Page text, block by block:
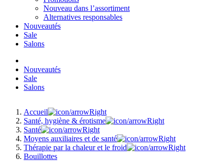
Nouveau dans l’assortiment
Alternatives responsables
Nouveautés
Sale
Salons
Nouveautés
Sale
Salons
Accueil
Santé, hygiène & érotisme
Santé
Moyens auxiliaires et de santé
Thérapie par la chaleur et le froid
Bouillottes